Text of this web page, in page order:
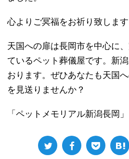
心よりご冥福をお祈り致します
天国への扉は長岡市を中心に
ているペット葬儀屋です。新
おります。ぜひあなたも天国
を見送りませんか？
「ペットメモリアル新潟長岡」